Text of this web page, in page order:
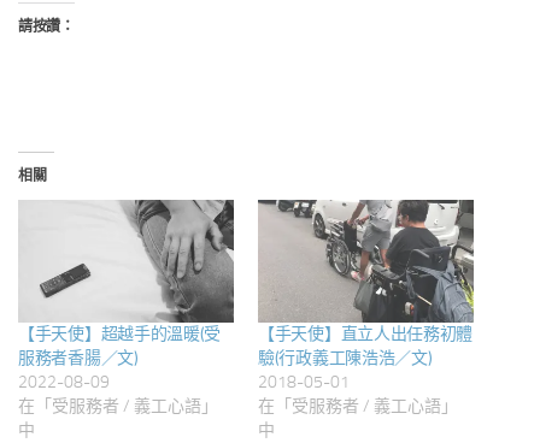
請按讚：
相關
【手天使】超越手的溫暖(受
服務者香腸／文)
2022-08-09
在「受服務者 / 義工心語」
中
【手天使】直立人出任務初體
驗(行政義工陳浩浩／文)
2018-05-01
在「受服務者 / 義工心語」
中